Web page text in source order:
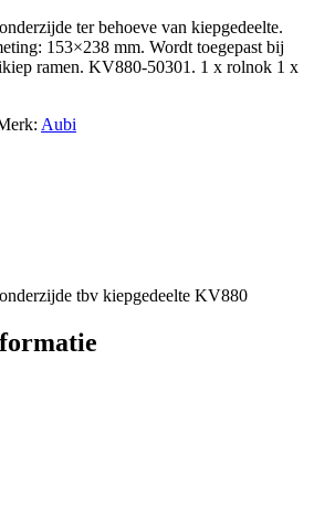
ter behoeve van kiepgedeelte.
153×238 mm. Wordt toegepast bij
ramen. KV880-50301. 1 x rolnok 1 x
Aubi
tbv kiepgedeelte KV880